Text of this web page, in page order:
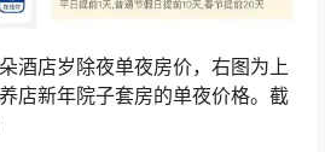
酒店岁除夜单夜房价，右图为上
店新年院子套房的单夜价格。截